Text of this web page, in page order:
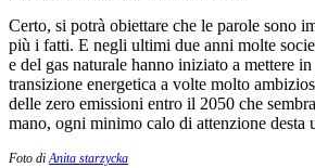
Certo, si potrà obiettare che le parole sono
più i fatti. E negli ultimi due anni molte
e del gas naturale hanno iniziato a mettere
transizione energetica a volte molto
delle zero emissioni entro il 2050 che
mano, ogni minimo calo di attenzione desta
Foto diAnita starzycka